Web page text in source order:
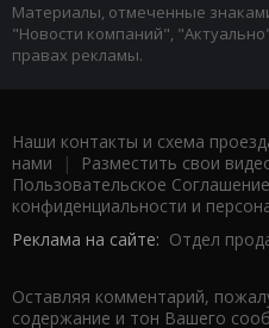
Материалы, отмеченные
"Новости компаний",
правах рекламы.
Наши контакты и схема
нами | Разместить свои
Пользовательское Соглашение
конфиденциальности и
Реклама на сайте: Отдел
Оставляя комментарий,
содержание и тон Вашего